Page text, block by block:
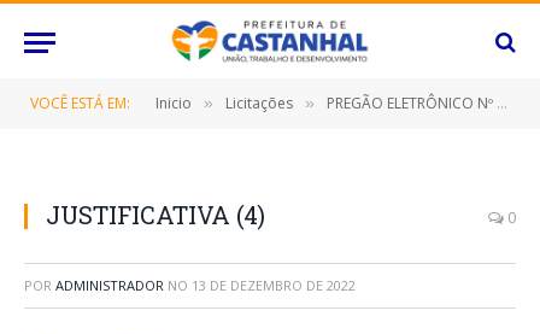
VOCÊ ESTÁ EM: Inicio » Licitações » PREGÃO ELETRÔNICO Nº 092/2022-SRP (CONTRATAÇÃO DE EMPRESA ESPECIALIZADA NA PRESTAÇÃO DE SERVIÇOS DE COFFEE BREAK)
JUSTIFICATIVA (4) 0
POR ADMINISTRADOR NO 13 DE DEZEMBRO DE 2022